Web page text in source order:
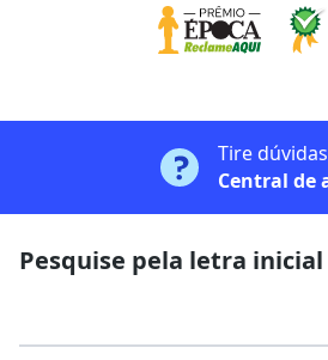
Tire
Central de
Pesquise pela letra inicial